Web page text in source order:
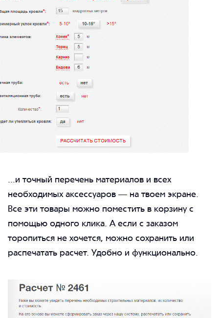
...и точный перечень материалов и всех
необходимых аксессуаров — на твоем экране.
Все эти товары можно поместить в корзину с
помощью одного клика. А если с заказом
торопиться не хочется, можно сохранить или
распечатать расчет. Удобно и функционально.